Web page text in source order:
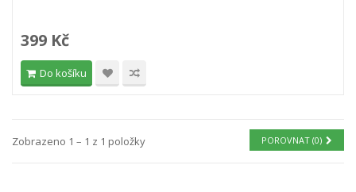
399 Kč
Do košíku
POROVNAT (0)
Zobrazeno 1 – 1 z 1 položky